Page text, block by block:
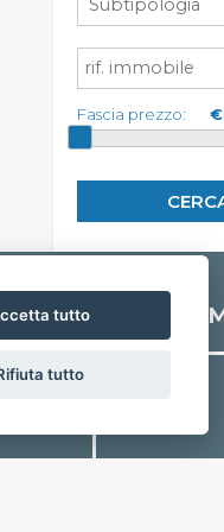
elettronici,
fornirLe il
una banca
della nostra
196/2003
dei dati,
incaricati
sulla
pubblici
soggetti dei
necessario
Fascia prezzo:
DOVE
tutto
tutto